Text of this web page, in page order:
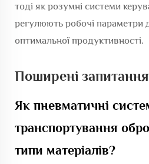
тоді як розумні системи
регулюють робочі параметри
оптимальної продуктивності.
Поширені запитання
Як пневматичні
транспортування
типи матеріалів?